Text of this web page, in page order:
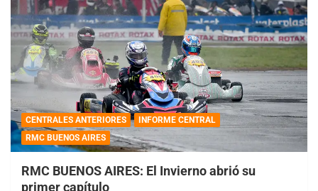
CENTRALES ANTERIORES
INFORME CENTRAL
RMC BUENOS AIRES
RMC BUENOS AIRES: El Invierno abrió su
primer capítulo